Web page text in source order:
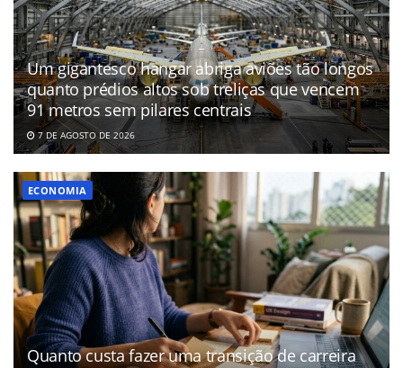
Um gigantesco hangar abriga aviões tão longos
quanto prédios altos sob treliças que vencem
91 metros sem pilares centrais
7 DE AGOSTO DE 2026
ECONOMIA
Quanto custa fazer uma transição de carreira